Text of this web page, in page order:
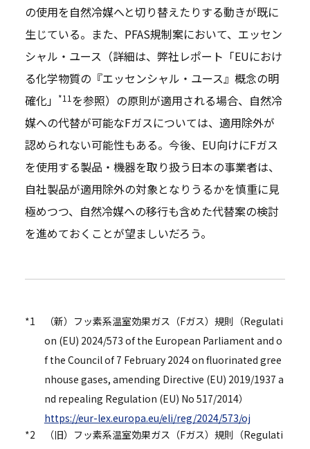
の使用を自然冷媒へと切り替えたりする動きが既に
生じている。また、PFAS規制案において、エッセン
シャル・ユース（詳細は、弊社レポート「EUにおけ
る化学物質の『エッセンシャル・ユース』概念の明
確化」
*11 を参照）の原則が適用される場合、自然冷
媒への代替が可能なFガスについては、適用除外が
認められない可能性もある。今後、EU向けにFガス
を使用する製品・機器を取り扱う日本の事業者は、
自社製品が適用除外の対象となりうるかを慎重に見
極めつつ、自然冷媒への移行も含めた代替案の検討
を進めておくことが望ましいだろう。
*1
（新）フッ素系温室効果ガス（Fガス）規則（Regulati
on (EU) 2024/573 of the European Parliament and o
f the Council of 7 February 2024 on fluorinated gree
nhouse gases, amending Directive (EU) 2019/1937 a
nd repealing Regulation (EU) No 517/2014）
https://eur-lex.europa.eu/eli/reg/2024/573/oj
*2
（旧）フッ素系温室効果ガス（Fガス）規則（Regulati